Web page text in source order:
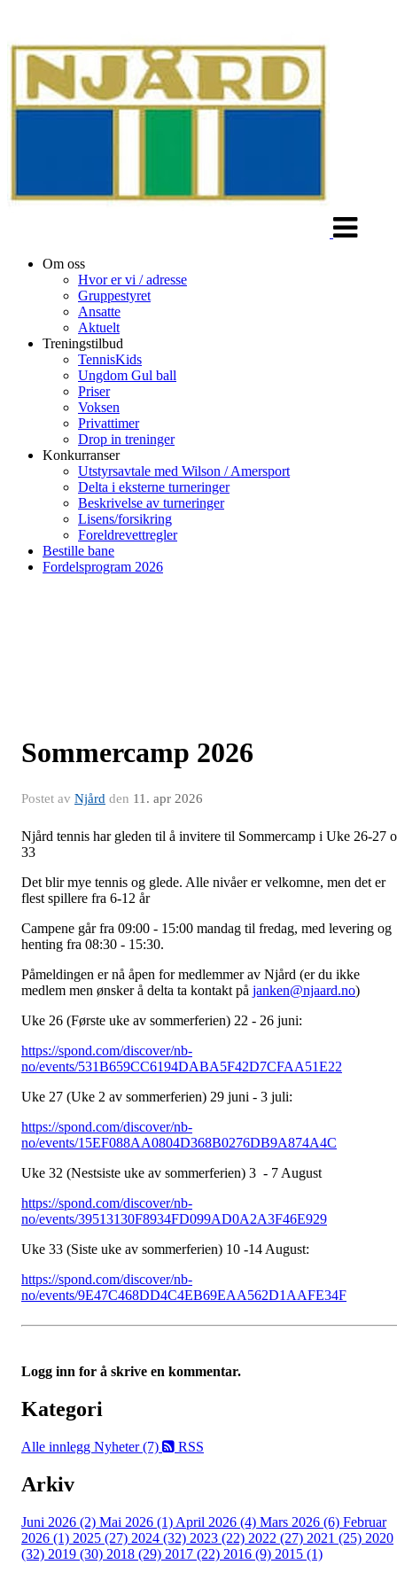
Om oss
Hvor er vi / adresse
Gruppestyret
Ansatte
Aktuelt
Treningstilbud
TennisKids
Ungdom Gul ball
Priser
Voksen
Privattimer
Drop in treninger
Konkurranser
Utstyrsavtale med Wilson / Amersport
Delta i eksterne turneringer
Beskrivelse av turneringer
Lisens/forsikring
Foreldrevettregler
Bestille bane
Fordelsprogram 2026
Sommercamp 2026
Postet av Njård den 11. apr 2026
Njård tennis har gleden til å invitere til Sommercamp i Uke 26-27
33
Det blir mye tennis og glede. Alle nivåer er velkomne, men det er
flest spillere fra 6-12 år
Campene går fra 09:00 - 15:00 mandag til fredag, med levering og
henting fra 08:30 - 15:30.
Påmeldingen er nå åpen for medlemmer av Njård (er du ikke
medlem men ønsker å delta ta kontakt på janken@njaard.no)
Uke 26 (Første uke av sommerferien) 22 - 26 juni:
https://spond.com/discover/nb-
no/events/531B659CC6194DABA5F42D7CFAA51E22
Uke 27 (Uke 2 av sommerferien) 29 juni - 3 juli:
https://spond.com/discover/nb-
no/events/15EF088AA0804D368B0276DB9A874A4C
Uke 32 (Nestsiste uke av sommerferien) 3 - 7 August
https://spond.com/discover/nb-
no/events/39513130F8934FD099AD0A2A3F46E929
Uke 33 (Siste uke av sommerferien) 10 -14 August:
https://spond.com/discover/nb-
no/events/9E47C468DD4C4EB69EAA562D1AAFE34F
Logg inn for å skrive en kommentar.
Kategori
Alle innlegg Nyheter (7) RSS
Arkiv
Juni 2026 (2) Mai 2026 (1) April 2026 (4) Mars 2026 (6) Februar
2026 (1) 2025 (27) 2024 (32) 2023 (22) 2022 (27) 2021 (25) 2020
(32) 2019 (30) 2018 (29) 2017 (22) 2016 (9) 2015 (1)